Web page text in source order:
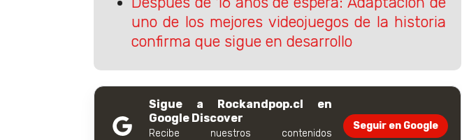
uno de los mejores videojuegos de la historia
confirma que sigue en desarrollo
Sigue a Rockandpop.cl en
Google Discover
Recibe nuestros contenidos
Seguir en Google